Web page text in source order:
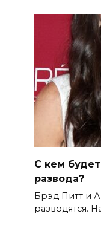
С кем
развода?
Брэд Питт и
разводятся.